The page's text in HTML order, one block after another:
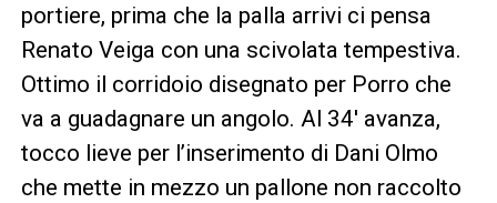
portiere, prima che la palla arrivi ci pensa
Renato Veiga con una scivolata tempestiva.
Ottimo il corridoio disegnato per Porro che
va a guadagnare un angolo. Al 34′ avanza,
tocco lieve per l’inserimento di Dani Olmo
che mette in mezzo un pallone non raccolto